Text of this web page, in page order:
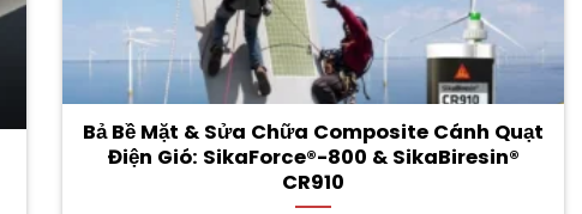
Bả Bề Mặt & Sửa Chữa Composite Cánh Quạt
Điện Gió: SikaForce®-800 & SikaBiresin®
CR910